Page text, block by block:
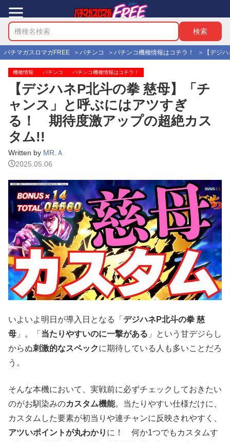
パチマガスロマガFREE パチンコ パチンコ機種情報はコチラ！ 【デジ
機種情報 パチンコ パチンコ機種情報はコチラ！
【デジハネP北斗の拳 慈母】「チ
ャンス」と呼ぶにはアツすぎ
る！ 期待度激アップの超絶カス
タム!!
Written by MR.Ａ
2025.05.06
いよいよ明日が導入日となる「 デジハネP北斗の拳 慈
母 」。「 当たりやすいのに一撃がある 」という甘デジらし
からぬ刺激的なスペックに期待している人も多いことだろ
う。
そんな本機において、実戦前に必ずチェックしておきたい
のがお馴染みのカスタム機能。当たりやすい仕様だけに、
カスタムした要素が初当りや連チャンに反映されやすく、
アツいポイントが丸わかり に！ 何か1つでもカスタムす